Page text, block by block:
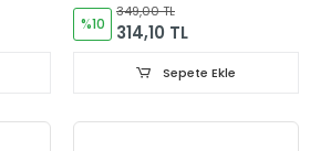
%10
349,00 TL
314,10 TL
Sepete Ekle